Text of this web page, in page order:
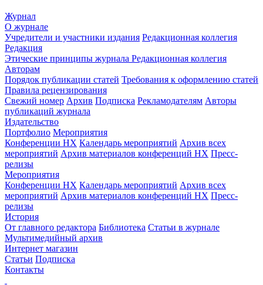
Журнал
О журнале
Учредители и участники издания Редакционная коллегия
Редакция
Этические принципы журнала Редакционная коллегия
Авторам
Порядок публикации статей Требования к оформлению статей
Правила рецензирования
Свежий номер Архив Подписка Рекламодателям Авторы
публикаций журнала
Издательство
Портфолио Мероприятия
Конференции НХ Календарь мероприятий Архив всех
мероприятий Архив материалов конференций НХ Пресс-
релизы
Мероприятия
Конференции НХ Календарь мероприятий Архив всех
мероприятий Архив материалов конференций НХ Пресс-
релизы
История
От главного редактора Библиотека Статьи в журнале
Мультимедийный архив
Интернет магазин
Статьи Подписка
Контакты